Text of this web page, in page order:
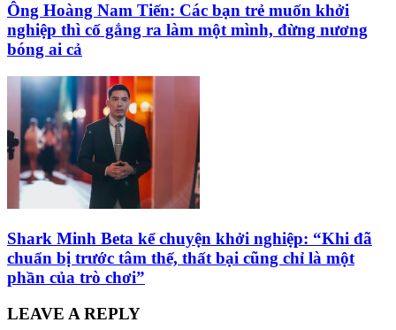
Ông Hoàng Nam Tiến: Các bạn trẻ muốn khởi
nghiệp thì cố gắng ra làm một mình, đừng nương
bóng ai cả
Shark Minh Beta kể chuyện khởi nghiệp: “Khi đã
chuẩn bị trước tâm thế, thất bại cũng chỉ là một
phần của trò chơi”
LEAVE A REPLY